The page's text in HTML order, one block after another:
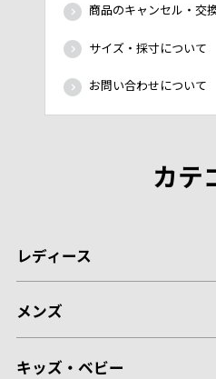
商品のキャンセル・交
サイズ・採寸について
お問い合わせについて
カテ
レディース
メンズ
キッズ・ベビー